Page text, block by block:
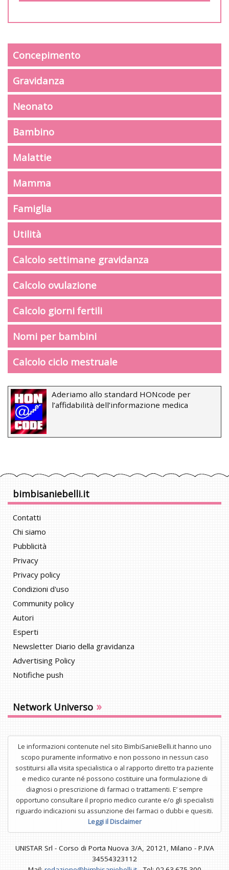
Concepimento
Gravidanza
Neonato
Bambino
Malattie
Mamma
Famiglia
Utilità
Calcolo settimane gravidanza
Calcolo ovulazione
Calcolo giorni fertili
Nomi per bambini
Calcolo ciclo mestruale
Aderiamo allo standard HONcode per
l’affidabilità dell’informazione medica
bimbisaniebelli.it
Contatti
Chi siamo
Pubblicità
Privacy
Privacy policy
Condizioni d'uso
Community policy
Autori
Esperti
Newsletter Diario della gravidanza
Advertising Policy
Notifiche push
Network Universo »
Le informazioni contenute nel sito BimbiSanieBelli.it hanno uno
scopo puramente informativo e non possono in nessun caso
sostituirsi alla visita specialistica o al rapporto diretto tra paziente
e medico curante né possono costituire una formulazione di
diagnosi o prescrizione di farmaci o trattamenti. E’ sempre
opportuno consultare il proprio medico curante e/o gli specialisti
riguardo indicazioni su assunzione dei farmaci o dubbi e quesiti.
Leggi il Disclaimer
UNISTAR Srl - Corso di Porta Nuova 3/A, 20121, Milano - P.IVA
34554323112